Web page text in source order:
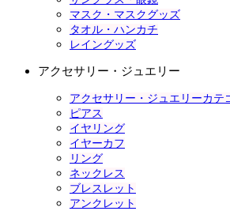
マスク・マスクグッズ
タオル・ハンカチ
レイングッズ
アクセサリー・ジュエリー
アクセサリー・ジュエリーカテ
ピアス
イヤリング
イヤーカフ
リング
ネックレス
ブレスレット
アンクレット